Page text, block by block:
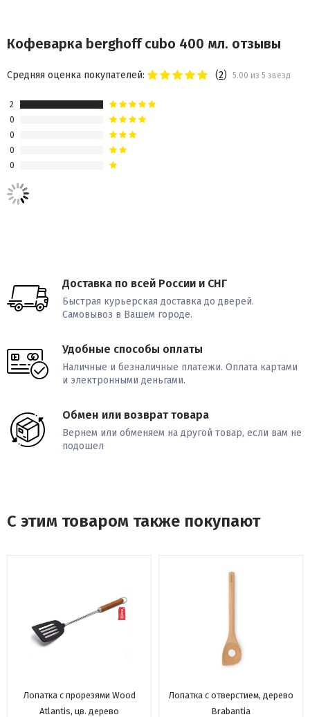
Кофеварка berghoff cubo 400 мл. отзывы
Средняя оценка покупателей: (2) 5.00 из 5 звезд
2
0
0
0
0
Доставка по всей России и СНГ
Быстрая курьерская доставка до дверей.
Самовывоз в Вашем городе.
Удобные способы оплаты
Наличные и безналичные платежи. Оплата картами
и электронными деньгами.
Обмен или возврат товара
Вернем или обменяем на другой товар, если вам не
подошел
С этим товаром также покупают
Лопатка с прорезями Wood
Atlantis, цв. дерево
Лопатка с отверстием, дерево
Brabantia